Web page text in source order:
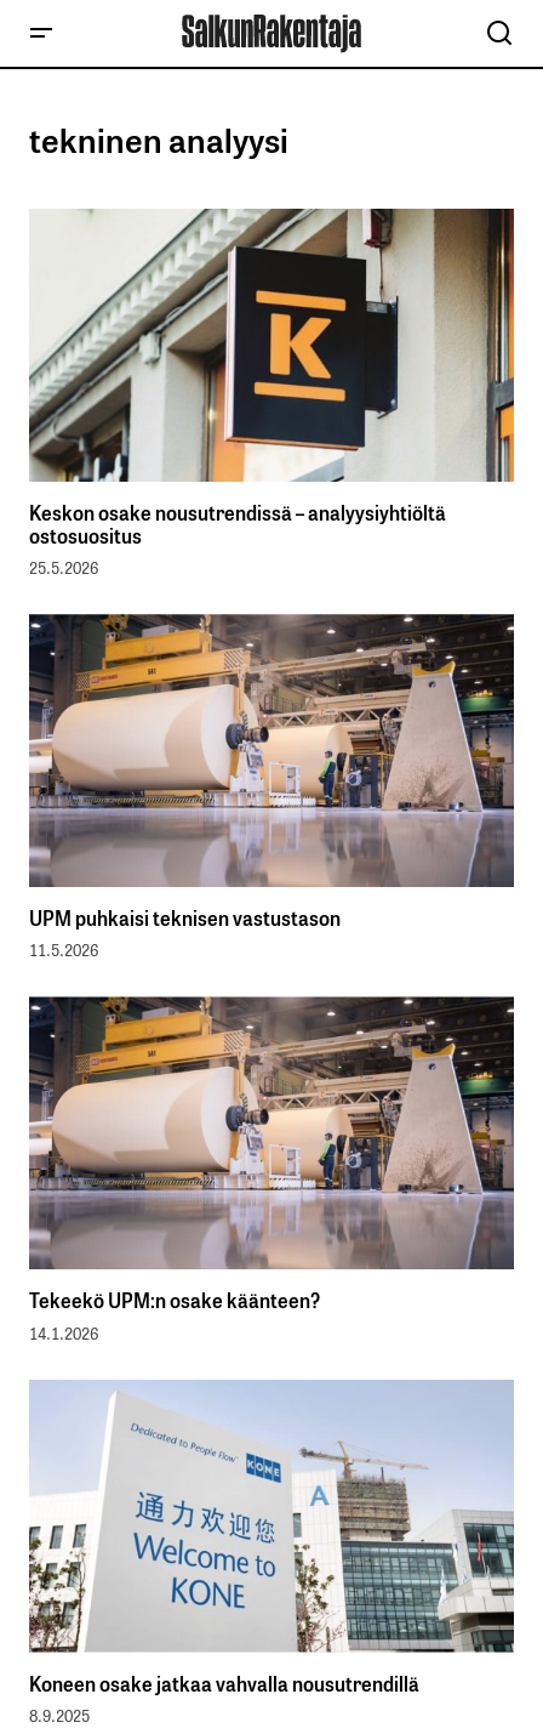
tekninen analyysi
Keskon osake nousutrendissä – analyysiyhtiöltä
ostosuositus
25.5.2026
UPM puhkaisi teknisen vastustason
11.5.2026
Tekeekö UPM:n osake käänteen?
14.1.2026
Koneen osake jatkaa vahvalla nousutrendillä
8.9.2025